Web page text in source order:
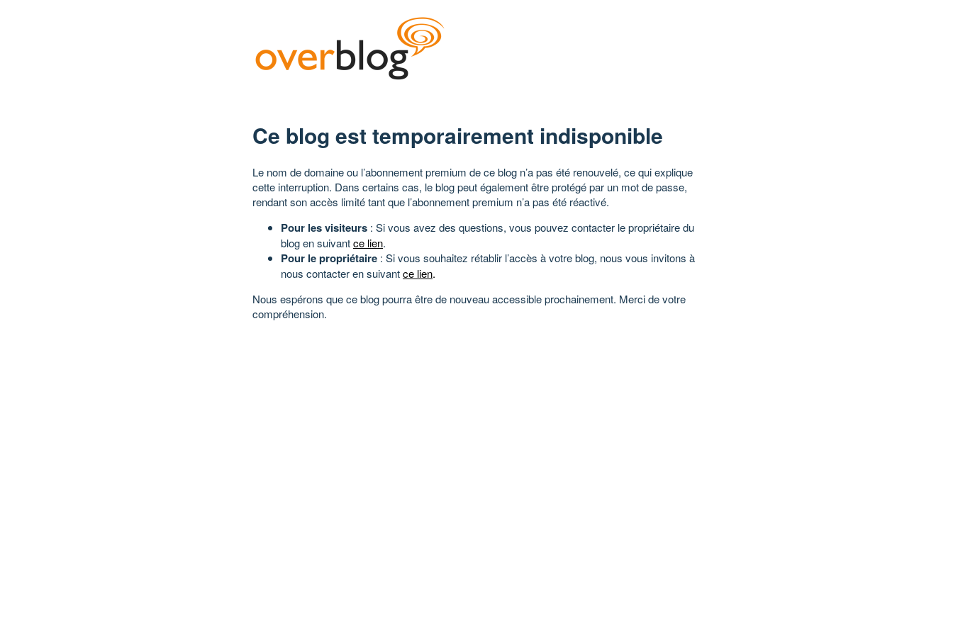
Ce blog est temporairement indisponible
Le nom de domaine ou l’abonnement premium de ce blog n’a pas été renouvelé, ce qui explique
cette interruption. Dans certains cas, le blog peut également être protégé par un mot de passe,
rendant son accès limité tant que l’abonnement premium n’a pas été réactivé.
Pour les visiteurs : Si vous avez des questions, vous pouvez contacter le propriétaire du
blog en suivantce lien.
Pour le propriétaire : Si vous souhaitez rétablir l’accès à votre blog, nous vous invitons à
nous contacter en suivantce lien.
Nous espérons que ce blog pourra être de nouveau accessible prochainement. Merci de votre
compréhension.